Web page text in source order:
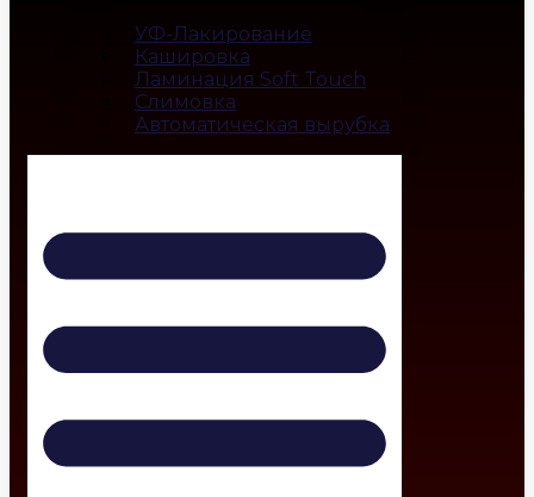
УФ-Лакирование
Кашировка
Ламинация Soft Touch
Слимовка
Автоматическая вырубка